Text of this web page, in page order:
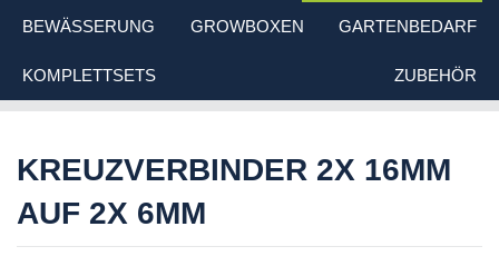
BEWÄSSERUNG GROWBOXEN GARTENBEDARF
KOMPLETTSETS ZUBEHÖR
KREUZVERBINDER 2X 16MM
AUF 2X 6MM